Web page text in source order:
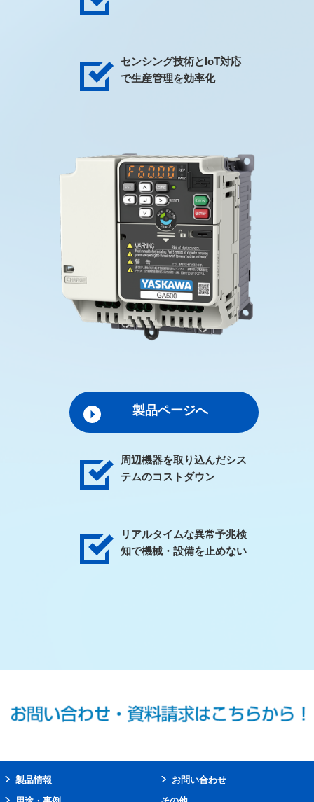
センシング技術とIoT対応
で生産管理を効率化
製品ページへ
周辺機器を取り込んだシス
テムのコストダウン
リアルタイムな異常予兆検
知で機械・設備を止めない
製品情報
お問い合わせ